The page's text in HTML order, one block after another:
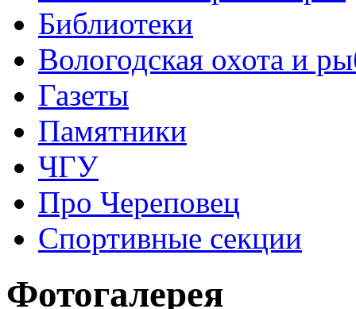
Библиотеки
Вологодская охота и
Газеты
Памятники
ЧГУ
Про Череповец
Спортивные секции
Фотогалерея